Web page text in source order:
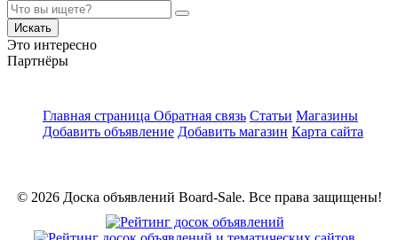
Искать
Это интересно
Партнёры
Главная страница Обратная связь Статьи Магазины
Добавить объявление Добавить магазин Карта сайта
© 2026 Доска объявлений Board-Sale. Все права защищены!